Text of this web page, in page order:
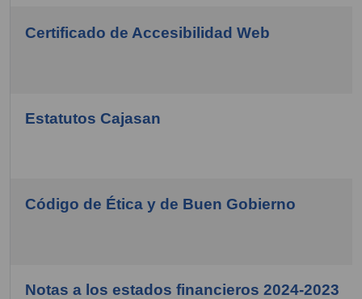
Certificado de Accesibilidad Web
Estatutos Cajasan
Código de Ética y de Buen Gobierno
Notas a los estados financieros 2024-2023